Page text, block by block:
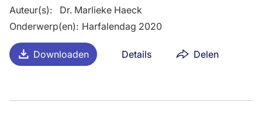
Downloaden Details Delen
Auteur(s):
Dr. Marlieke Haeck
Onderwerp(en): Harfalendag 2020